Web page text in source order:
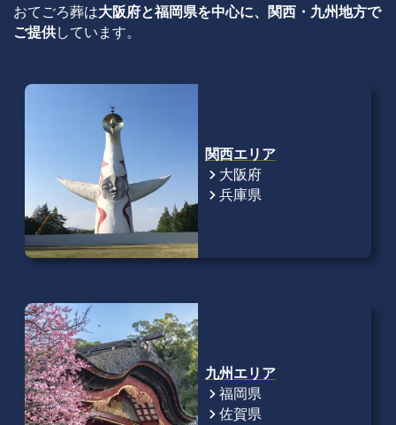
おてごろ葬は大阪府と福岡県を中心に、関西・九州地方で
ご提供しています。
関西エリア
chevron_right大阪府
chevron_right兵庫県
九州エリア
chevron_right福岡県
chevron_right佐賀県